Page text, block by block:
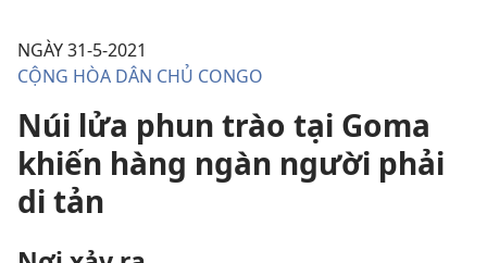
NGÀY 31-5-2021
CỘNG HÒA DÂN CHỦ CONGO
Núi lửa phun trào tại Goma
khiến hàng ngàn người phải
di tản